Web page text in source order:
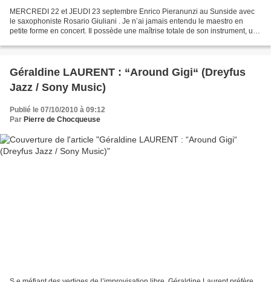
MERCREDI 22 et JEUDI 23 septembre Enrico Pieranunzi au Sunside avec
le saxophoniste Rosario Giuliani . Je n’ai jamais entendu le maestro en
petite forme en concert. Il possède une maîtrise totale de son instrument, une
Géraldine LAURENT : “Around Gigi“ (Dreyfus
Jazz / Sony Music)
Publié le 07/10/2010 à 09:12
Par Pierre de Chocqueuse